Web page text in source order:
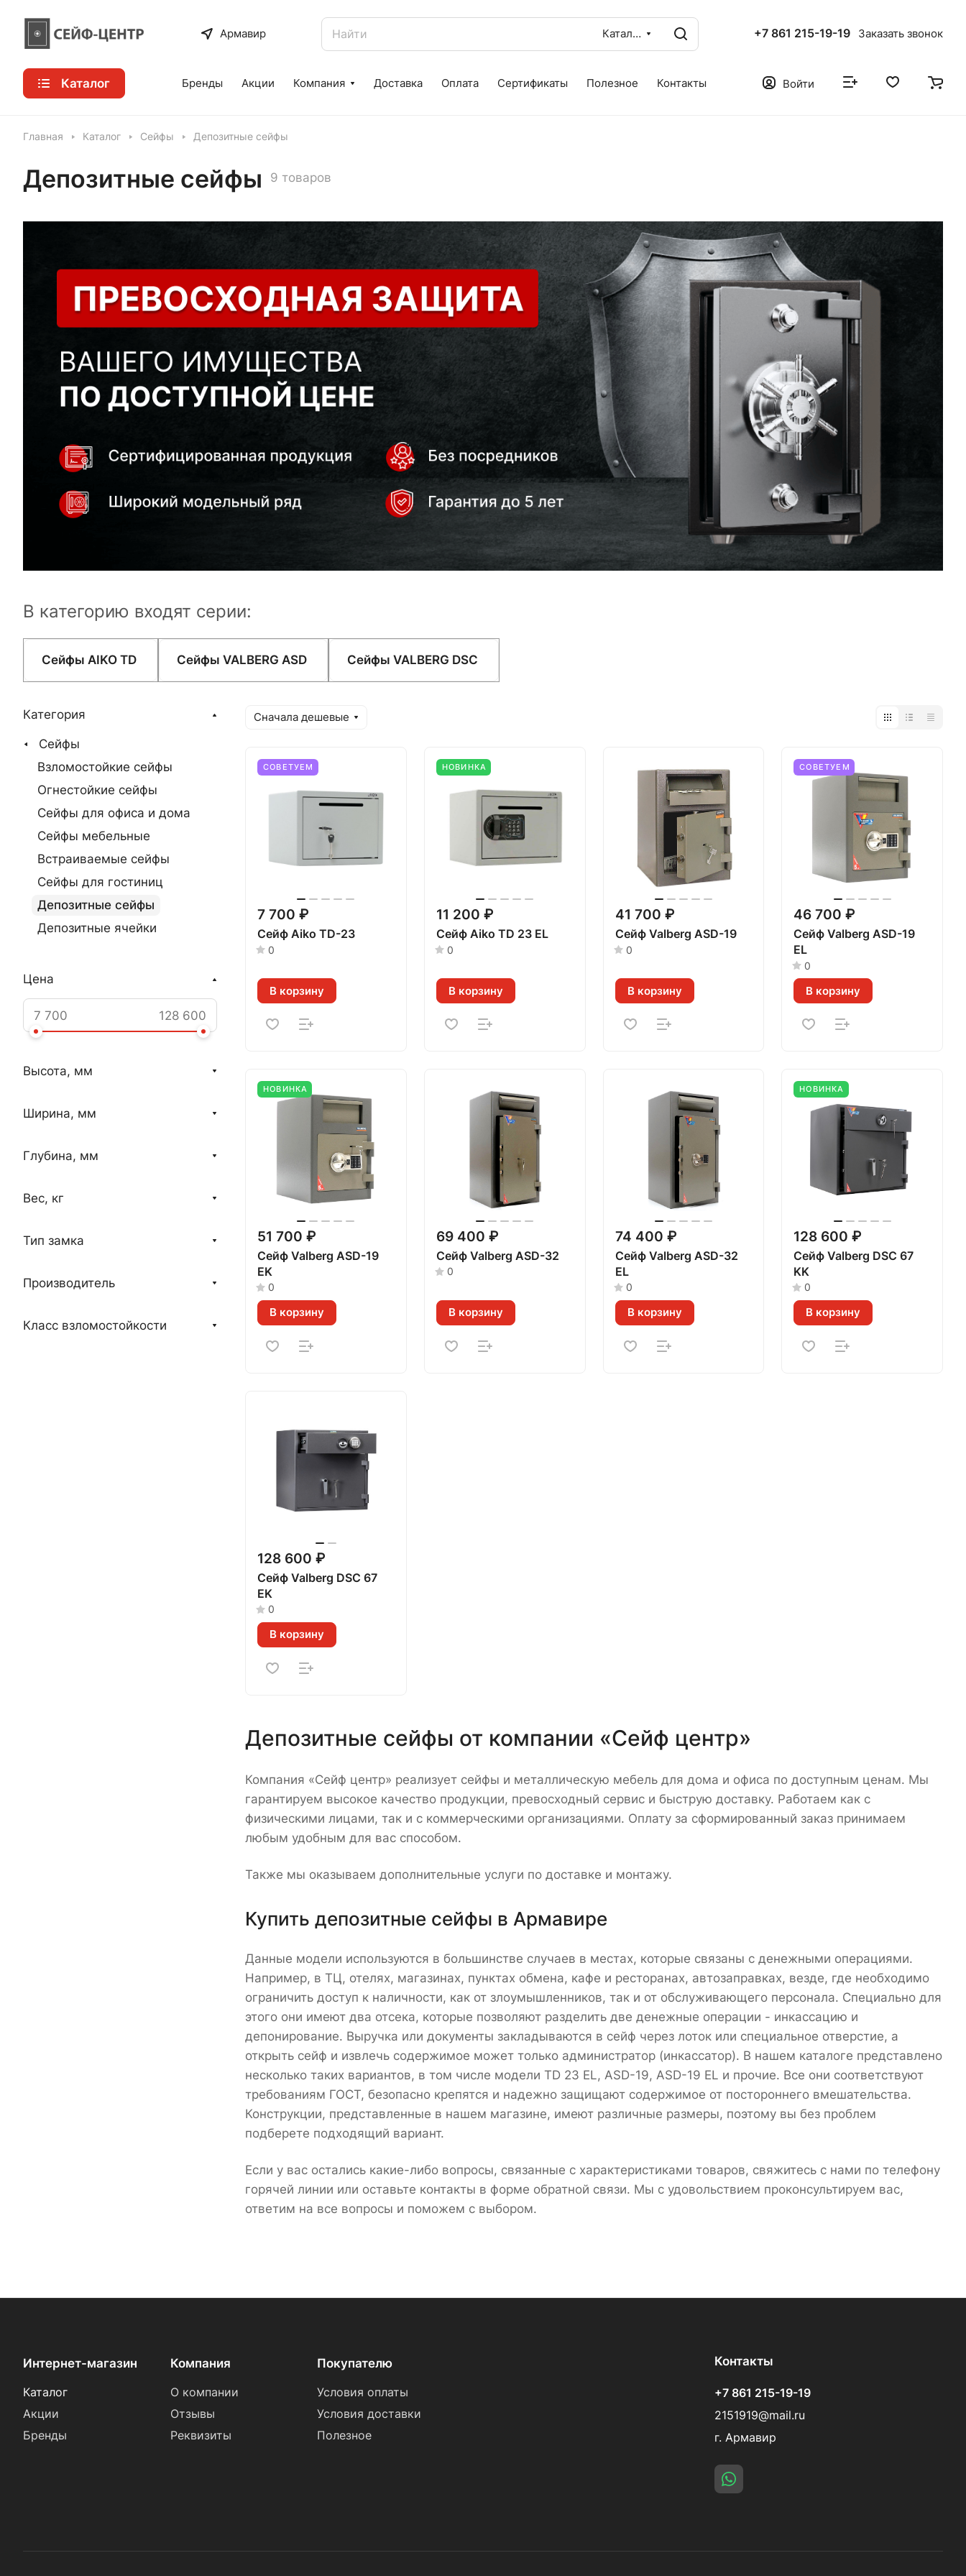
Армавир Каталог +7 861 215-19-19 Заказать звонок
Каталог Бренды Акции Компания Доставка Оплата Сертификаты Полезное Контакты Войти
Главная Каталог Сейфы Депозитные сейфы
Депозитные сейфы 9 товаров
В категорию входят серии:
Сейфы AIKO TD Сейфы VALBERG ASD Сейфы VALBERG DSC
Сначала дешевые
СОВЕТУЕМ
7 700 ₽
Сейф Aiko TD-23
0
В корзину
НОВИНКА
11 200 ₽
Сейф Aiko TD 23 EL
0
В корзину
41 700 ₽
Сейф Valberg ASD-19
0
В корзину
СОВЕТУЕМ
46 700 ₽
Сейф Valberg ASD-19
ЕL
0
В корзину
НОВИНКА
51 700 ₽
Сейф Valberg ASD-19
ЕK
0
В корзину
69 400 ₽
Сейф Valberg ASD-32
0
В корзину
74 400 ₽
Сейф Valberg ASD-32
EL
0
В корзину
НОВИНКА
128 600 ₽
Сейф Valberg DSC 67
KK
0
В корзину
128 600 ₽
Сейф Valberg DSC 67
EK
0
В корзину
Депозитные сейфы от компании «Сейф центр»
Компания «Сейф центр» реализует сейфы и металлическую мебель для дома и офиса по доступным ценам. Мы
гарантируем высокое качество продукции, превосходный сервис и быструю доставку. Работаем как с
физическими лицами, так и с коммерческими организациями. Оплату за сформированный заказ принимаем
любым удобным для вас способом.
Также мы оказываем дополнительные услуги по доставке и монтажу.
Купить депозитные сейфы в Армавире
Данные модели используются в большинстве случаев в местах, которые связаны с денежными операциями.
Например, в ТЦ, отелях, магазинах, пунктах обмена, кафе и ресторанах, автозаправках, везде, где необходимо
ограничить доступ к наличности, как от злоумышленников, так и от обслуживающего персонала. Специально для
этого они имеют два отсека, которые позволяют разделить две денежные операции - инкассацию и
депонирование. Выручка или документы закладываются в сейф через лоток или специальное отверстие, а
открыть сейф и извлечь содержимое может только администратор (инкассатор). В нашем каталоге представлено
несколько таких вариантов, в том числе модели TD 23 EL, ASD-19, ASD-19 EL и прочие. Все они соответствуют
требованиям ГОСТ, безопасно крепятся и надежно защищают содержимое от постороннего вмешательства.
Конструкции, представленные в нашем магазине, имеют различные размеры, поэтому вы без проблем
подберете подходящий вариант.
Если у вас остались какие-либо вопросы, связанные с характеристиками товаров, свяжитесь с нами по телефону
горячей линии или оставьте контакты в форме обратной связи. Мы с удовольствием проконсультируем вас,
ответим на все вопросы и поможем с выбором.
Категория
Сейфы
Взломостойкие сейфы
Огнестойкие сейфы
Сейфы для офиса и дома
Сейфы мебельные
Встраиваемые сейфы
Сейфы для гостиниц
Депозитные сейфы
Депозитные ячейки
Цена
Высота, мм
Ширина, мм
Глубина, мм
Вес, кг
Тип замка
Производитель
Класс взломостойкости
Интернет-магазин
Каталог
Акции
Бренды
Компания
О компании
Отзывы
Реквизиты
Покупателю
Условия оплаты
Условия доставки
Полезное
Контакты
+7 861 215-19-19
2151919@mail.ru
г. Армавир